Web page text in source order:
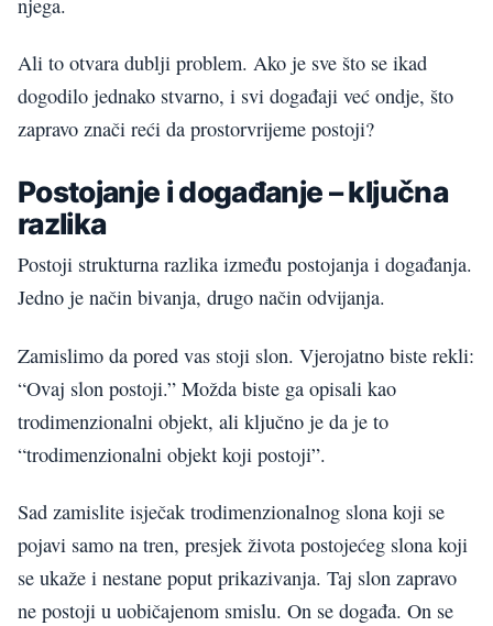
Ali to otvara dublji problem. Ako je sve što se ikad
dogodilo jednako stvarno, i svi događaji već ondje, što
zapravo znači reći da prostorvrijeme postoji?
Postojanje i događanje – ključna
razlika
Postoji strukturna razlika između postojanja i događanja.
Jedno je način bivanja, drugo način odvijanja.
Zamislimo da pored vas stoji slon. Vjerojatno biste rekli:
“Ovaj slon postoji.” Možda biste ga opisali kao
trodimenzionalni objekt, ali ključno je da je to
“trodimenzionalni objekt koji postoji”.
Sad zamislite isječak trodimenzionalnog slona koji se
pojavi samo na tren, presjek života postojećeg slona koji
se ukaže i nestane poput prikazivanja. Taj slon zapravo
ne postoji u uobičajenom smislu. On se događa. On se